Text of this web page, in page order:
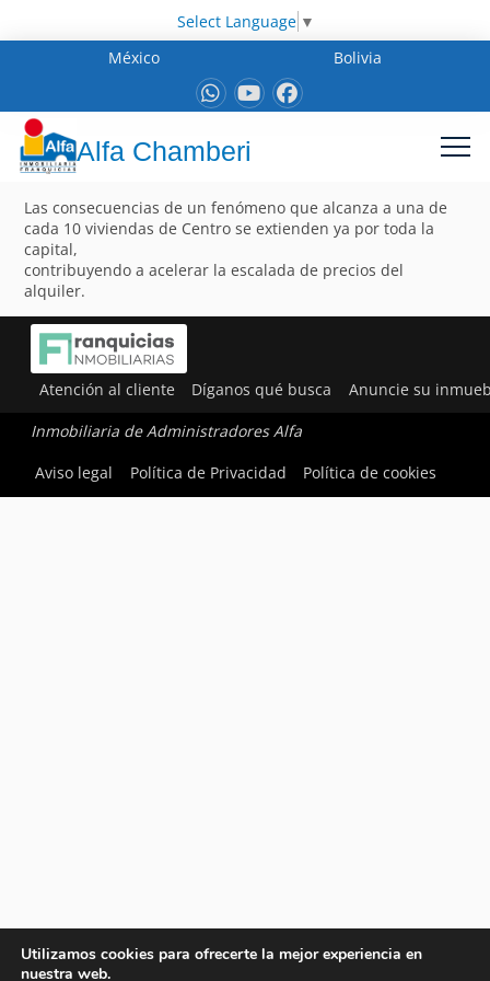
Select Language ▼
México
Bolivia
Alfa Chamberi
Las consecuencias de un fenómeno que alcanza a una de
cada 10 viviendas de Centro se extienden ya por toda la
capital,
contribuyendo a acelerar la escalada de precios del
alquiler.
Atención al cliente Díganos qué busca Anuncie su
Inmobiliaria de Administradores Alfa
Aviso legal
Política de Privacidad Política de cookies
Utilizamos cookies para ofrecerte la mejor experiencia en
nuestra web.